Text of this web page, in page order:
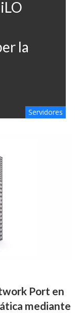
la
Servidores
Port en
mediante